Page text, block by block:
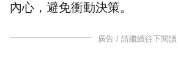
內心，避免衝動決策。
廣告 / 請繼續往下閱讀